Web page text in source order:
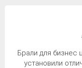
Брали для бизнес
установили